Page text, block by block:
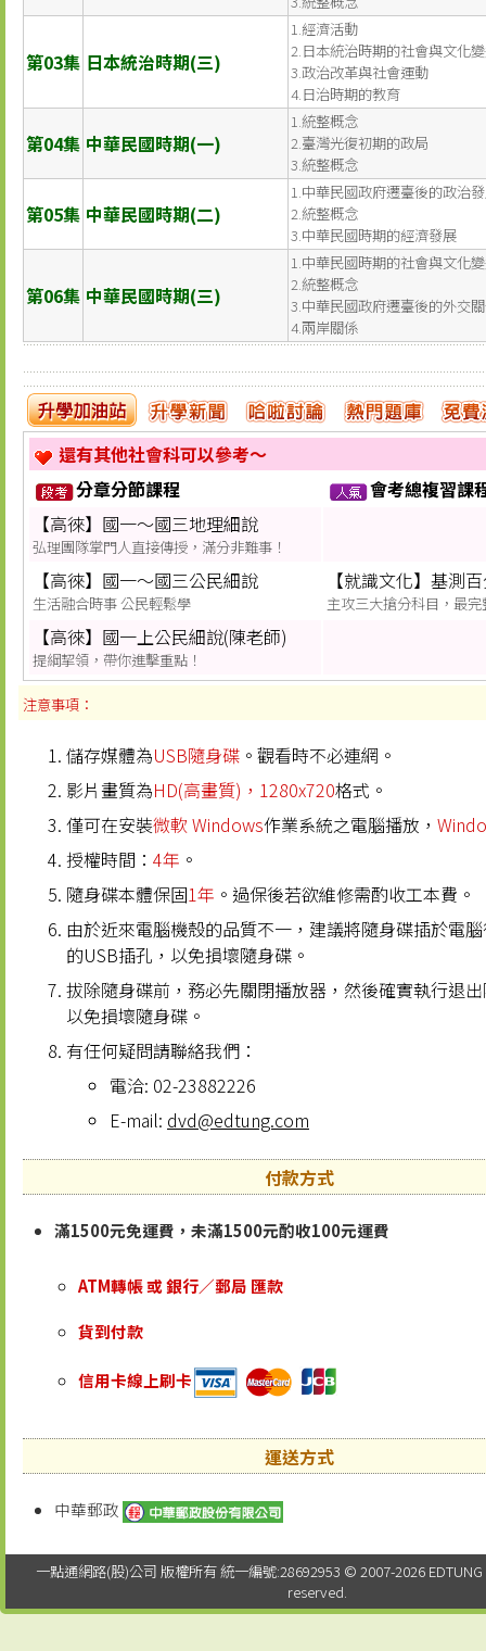
第03集 日本統治時期(三)
1.經濟活動
2.日本統治時期的社會與文化
3.政治改革與社會運動
4.日治時期的教育
第04集 中華民國時期(一)
1.統整概念
2.臺灣光復初期的政局
3.統整概念
第05集 中華民國時期(二)
1.中華民國政府遷臺後的政治
2.統整概念
3.中華民國時期的經濟發展
第06集 中華民國時期(三)
1.中華民國時期的社會與文化
2.統整概念
3.中華民國政府遷臺後的外交
4.兩岸關係
還有其他社會科可以參考～
分章分節課程
會考總複習課
【高徠】國一～國三地理細說
弘理團隊掌門人直接傳授，滿分非難事！
【高徠】國一～國三公民細說
生活融合時事 公民輕鬆學
【就識文化】基測
主攻三大搶分科目，最
【高徠】國一上公民細說(陳老師)
提綱挈領，帶你進擊重點！
注意事項：
儲存媒體為USB隨身碟 。觀看時不必連網。
影片畫質為HD(高畫質)，1280x720格式。
僅可在安裝微軟 Windows作業系統之電腦播放，
授權時間： 4年 。
隨身碟本體保固1年 。過保後若欲維修需酌收工本費。
由於近來電腦機殼的品質不一，建議將隨身碟插於電
的USB插孔，以免損壞隨身碟。
拔除隨身碟前，務必先關閉播放器，然後確實執行退
以免損壞隨身碟。
有任何疑問請聯絡我們：
電洽: 02-23882226
E-mail: dvd@edtung.com
付款方式
滿1500元免運費，未滿1500元酌收100元運費
ATM轉帳 或 銀行／郵局 匯款
貨到付款
信用卡線上刷卡
運送方式
中華郵政
一點通網路(股)公司 版權所有 統一編號:28692953 © 2007-2026
reserved.